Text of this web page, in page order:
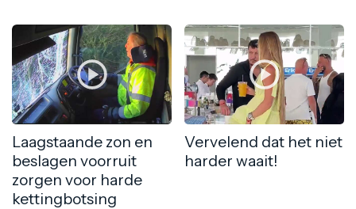
Laagstaande zon en
beslagen voorruit
zorgen voor harde
kettingbotsing
Vervelend dat het niet
harder waait!